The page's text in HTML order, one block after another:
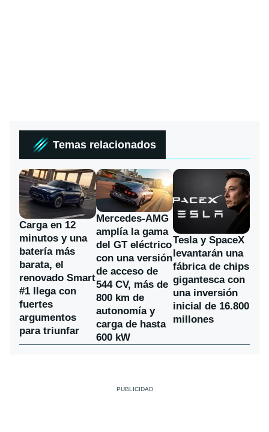
Temas relacionados
Carga en 12
minutos y una
batería más
barata, el
renovado Smart
#1 llega con
fuertes
argumentos
para triunfar
Mercedes-AMG
amplía la gama
del GT eléctrico
con una versión
de acceso de
544 CV, más de
800 km de
autonomía y
carga de hasta
600 kW
Tesla y SpaceX
levantarán una
fábrica de chips
gigantesca con
una inversión
inicial de 16.800
millones